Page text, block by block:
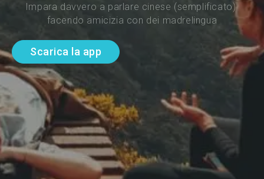
Impara davvero a parlare cinese (semplificato)
facendo amicizia con dei madrelingua
Scarica la app